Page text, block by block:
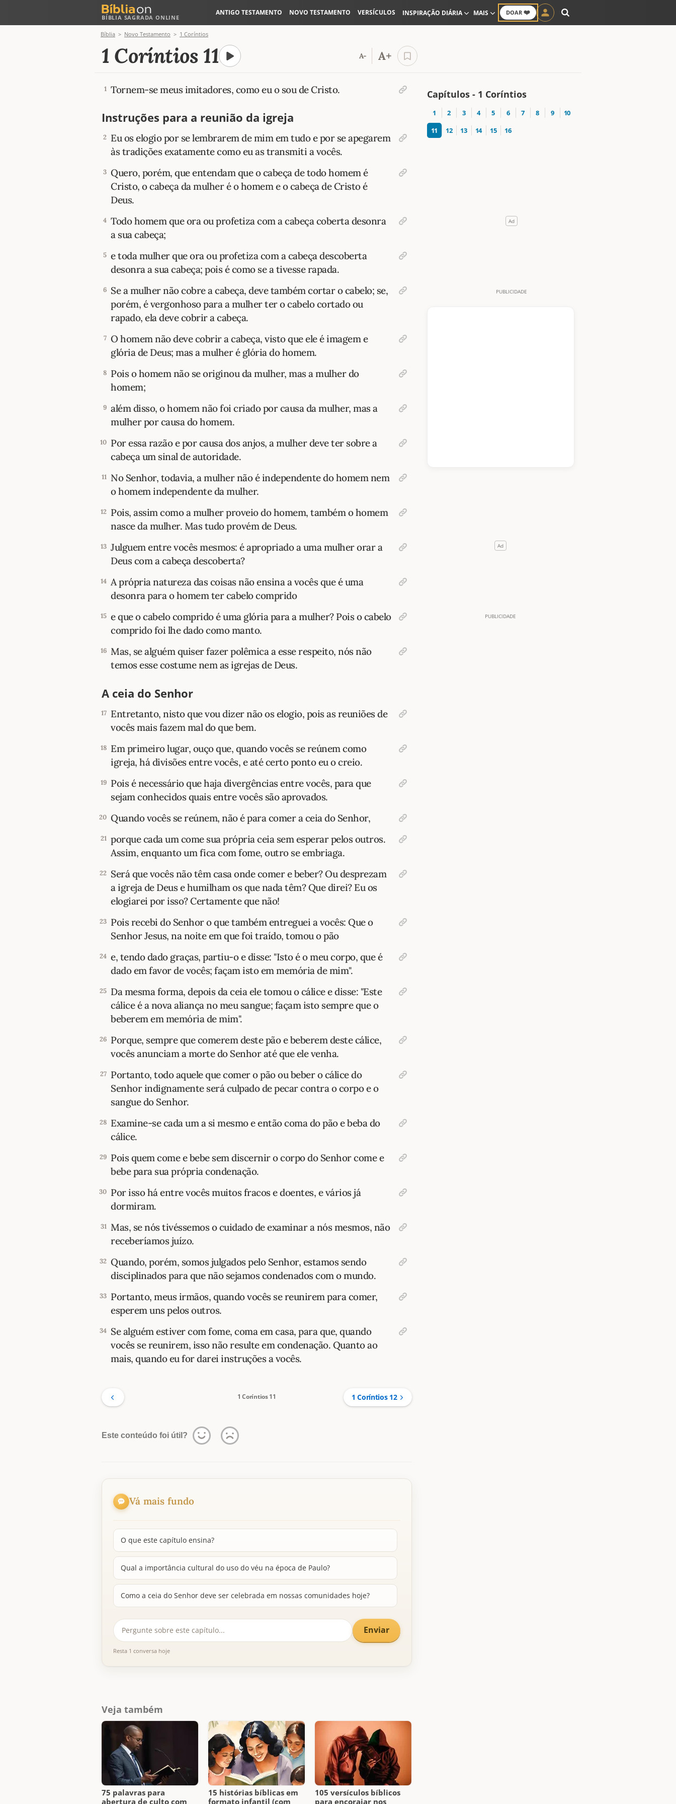
BÍBLIA SAGRADA ONLINE
DOAR ❤️
ANTIGO TESTAMENTO NOVO TESTAMENTO VERSÍCULOS INSPIRAÇÃO DIÁRIA MAIS
Bíblia Novo Testamento 1 Coríntios
1 Coríntios 11 A- A+
1 Tornem-se meus imitadores, como eu o sou de Cristo.
Instruções para a reunião da igreja
2 Eu os elogio por se lembrarem de mim em tudo e por se apegarem
às tradições exatamente como eu as transmiti a vocês.
3 Quero, porém, que entendam que o cabeça de todo homem é
Cristo, o cabeça da mulher é o homem e o cabeça de Cristo é
Deus.
4 Todo homem que ora ou profetiza com a cabeça coberta desonra
a sua cabeça;
5 e toda mulher que ora ou profetiza com a cabeça descoberta
desonra a sua cabeça; pois é como se a tivesse rapada.
6 Se a mulher não cobre a cabeça, deve também cortar o cabelo; se,
porém, é vergonhoso para a mulher ter o cabelo cortado ou
rapado, ela deve cobrir a cabeça.
7 O homem não deve cobrir a cabeça, visto que ele é imagem e
glória de Deus; mas a mulher é glória do homem.
8 Pois o homem não se originou da mulher, mas a mulher do
homem;
9 além disso, o homem não foi criado por causa da mulher, mas a
mulher por causa do homem.
10 Por essa razão e por causa dos anjos, a mulher deve ter sobre a
cabeça um sinal de autoridade.
11 No Senhor, todavia, a mulher não é independente do homem nem
o homem independente da mulher.
12 Pois, assim como a mulher proveio do homem, também o homem
nasce da mulher. Mas tudo provém de Deus.
13 Julguem entre vocês mesmos: é apropriado a uma mulher orar a
Deus com a cabeça descoberta?
14 A própria natureza das coisas não ensina a vocês que é uma
desonra para o homem ter cabelo comprido
15 e que o cabelo comprido é uma glória para a mulher? Pois o cabelo
comprido foi lhe dado como manto.
16 Mas, se alguém quiser fazer polêmica a esse respeito, nós não
temos esse costume nem as igrejas de Deus.
A ceia do Senhor
17 Entretanto, nisto que vou dizer não os elogio, pois as reuniões de
vocês mais fazem mal do que bem.
18 Em primeiro lugar, ouço que, quando vocês se reúnem como
igreja, há divisões entre vocês, e até certo ponto eu o creio.
19 Pois é necessário que haja divergências entre vocês, para que
sejam conhecidos quais entre vocês são aprovados.
20 Quando vocês se reúnem, não é para comer a ceia do Senhor,
21 porque cada um come sua própria ceia sem esperar pelos outros.
Assim, enquanto um fica com fome, outro se embriaga.
22 Será que vocês não têm casa onde comer e beber? Ou desprezam
a igreja de Deus e humilham os que nada têm? Que direi? Eu os
elogiarei por isso? Certamente que não!
23 Pois recebi do Senhor o que também entreguei a vocês: Que o
Senhor Jesus, na noite em que foi traído, tomou o pão
24 e, tendo dado graças, partiu-o e disse: "Isto é o meu corpo, que é
dado em favor de vocês; façam isto em memória de mim".
25 Da mesma forma, depois da ceia ele tomou o cálice e disse: "Este
cálice é a nova aliança no meu sangue; façam isto sempre que o
beberem em memória de mim".
26 Porque, sempre que comerem deste pão e beberem deste cálice,
vocês anunciam a morte do Senhor até que ele venha.
27 Portanto, todo aquele que comer o pão ou beber o cálice do
Senhor indignamente será culpado de pecar contra o corpo e o
sangue do Senhor.
28 Examine-se cada um a si mesmo e então coma do pão e beba do
cálice.
29 Pois quem come e bebe sem discernir o corpo do Senhor come e
bebe para sua própria condenação.
30 Por isso há entre vocês muitos fracos e doentes, e vários já
dormiram.
31 Mas, se nós tivéssemos o cuidado de examinar a nós mesmos, não
receberíamos juízo.
32 Quando, porém, somos julgados pelo Senhor, estamos sendo
disciplinados para que não sejamos condenados com o mundo.
33 Portanto, meus irmãos, quando vocês se reunirem para comer,
esperem uns pelos outros.
34 Se alguém estiver com fome, coma em casa, para que, quando
vocês se reunirem, isso não resulte em condenação. Quanto ao
mais, quando eu for darei instruções a vocês.
1 Coríntios 11 1 Coríntios 12
Este conteúdo foi útil?
Vá mais fundo
O que este capítulo ensina?
Qual a importância cultural do uso do véu na época de Paulo?
Como a ceia do Senhor deve ser celebrada em nossas comunidades hoje?
Enviar
Resta 1 conversa hoje
Veja também
75 palavras para
abertura de culto com
15 histórias bíblicas em
formato infantil (com
105 versículos bíblicos
para encorajar nos
Capítulos - 1 Coríntios
1 2 3 4 5 6 7 8 9
10
11
12 13 14 15 16